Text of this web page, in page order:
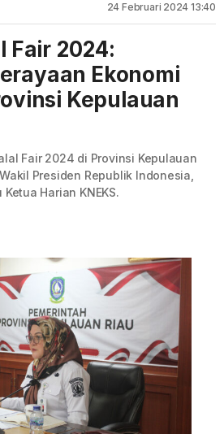
24 Februari 2024 13:40
Fair 2024:
Ekonomi
Kepulauan
Fair 2024 di Provinsi Kepulauan
Presiden Republik Indonesia,
Harian KNEKS.